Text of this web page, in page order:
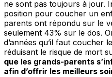
ne sont pas toujours à jour.
position pour coucher un
parents ont répondu sur le
seulement 43% sur le dos.
d’années qu’il faut coucher
réduisant le risque de mort
que les grands-parents
afin d’offrir les meilleurs